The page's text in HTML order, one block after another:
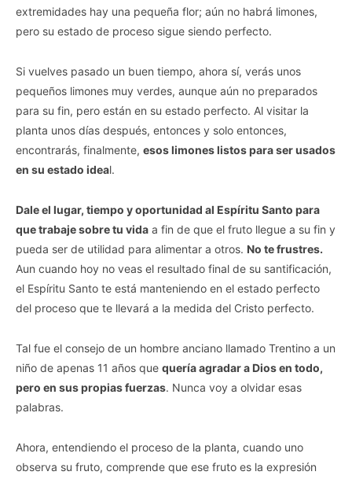
extremidades hay una pequeña flor; aún no habrá limones,
pero su estado de proceso sigue siendo perfecto.
Si vuelves pasado un buen tiempo, ahora sí, verás unos
pequeños limones muy verdes, aunque aún no preparados
para su fin, pero están en su estado perfecto. Al visitar la
planta unos días después, entonces y solo entonces,
encontrarás, finalmente, esos limones listos para ser usados
en su estado ideal.
Dale el lugar, tiempo y oportunidad al Espíritu Santo para
que trabaje sobre tu vida a fin de que el fruto llegue a su fin y
pueda ser de utilidad para alimentar a otros. No te frustres.
Aun cuando hoy no veas el resultado final de su santificación,
el Espíritu Santo te está manteniendo en el estado perfecto
del proceso que te llevará a la medida del Cristo perfecto.
Tal fue el consejo de un hombre anciano llamado Trentino a un
niño de apenas 11 años que quería agradar a Dios en todo,
pero en sus propias fuerzas. Nunca voy a olvidar esas
palabras.
Ahora, entendiendo el proceso de la planta, cuando uno
observa su fruto, comprende que ese fruto es la expresión